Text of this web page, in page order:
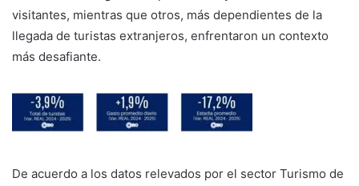
visitantes, mientras que otros, más dependientes de la
llegada de turistas extranjeros, enfrentaron un contexto
más desafiante.
De acuerdo a los datos relevados por el sector Turismo de